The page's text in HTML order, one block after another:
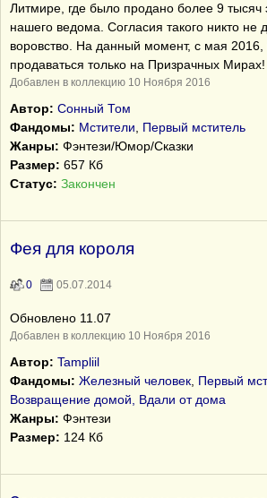
Литмире, где было продано более 9 тысяч
нашего ведома. Согласия такого никто не
воровство. На данный момент, с мая 2016,
продаваться только на Призрачных
Добавлен в коллекцию 10 Ноября 2016
Автор: Сонный Том
Фандомы: Мстители
Первый мститель
Жанры: Фэнтези/Юмор/Сказки
Размер: 657 Кб
Статус: Закончен
Фея для короля
0 05.07.2014
Обновлено 11.07
Добавлен в коллекцию 10 Ноября 2016
Автор: Tampliil
Фандомы: Железный человек Первый
Возвращение домой, Вдали от дома
Жанры: Фэнтези
Размер: 124 Кб